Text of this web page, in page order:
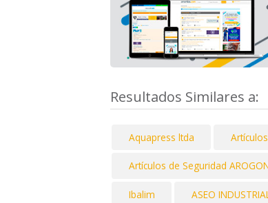
Resultados Similares a:
Aquapress ltda
Artículos de Seguridad
Ibalim ASEO